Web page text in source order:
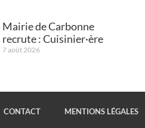
Mairie de Carbonne
recrute : Cuisinier·ère
7 août 2026
CONTACT MENTIONS LÉGALES